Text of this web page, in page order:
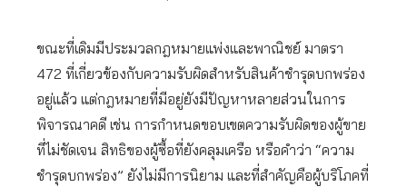
ขณะที่เดิมมีประมวลกฎหมายแพ่งและพาณิชย์ มาตรา
472 ที่เกี่ยวข้องกับความรับผิดสำหรับสินค้าชำรุดบกพร่อง
อยู่แล้ว แต่กฎหมายที่มีอยู่ยังมีปัญหาหลายส่วนในการ
พิจารณาคดี เช่น การกำหนดขอบเขตความรับผิดของผู้ขาย
ที่ไม่ชัดเจน สิทธิของผู้ซื้อที่ยังคลุมเครือ หรือคำว่า “ความ
ชำรุดบกพร่อง” ยังไม่มีการนิยาม และที่สำคัญคือผู้บริโภคที่